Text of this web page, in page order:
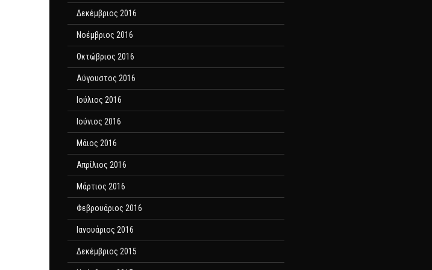
Δεκέμβριος 2016
Νοέμβριος 2016
Οκτώβριος 2016
Αύγουστος 2016
Ιούλιος 2016
Ιούνιος 2016
Μάιος 2016
Απρίλιος 2016
Μάρτιος 2016
Φεβρουάριος 2016
Ιανουάριος 2016
Δεκέμβριος 2015